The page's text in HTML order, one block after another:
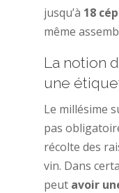
jusqu’à 18
même
La notion
une
Le millésime
pas
récolte des
vin. Dans
peut avoir